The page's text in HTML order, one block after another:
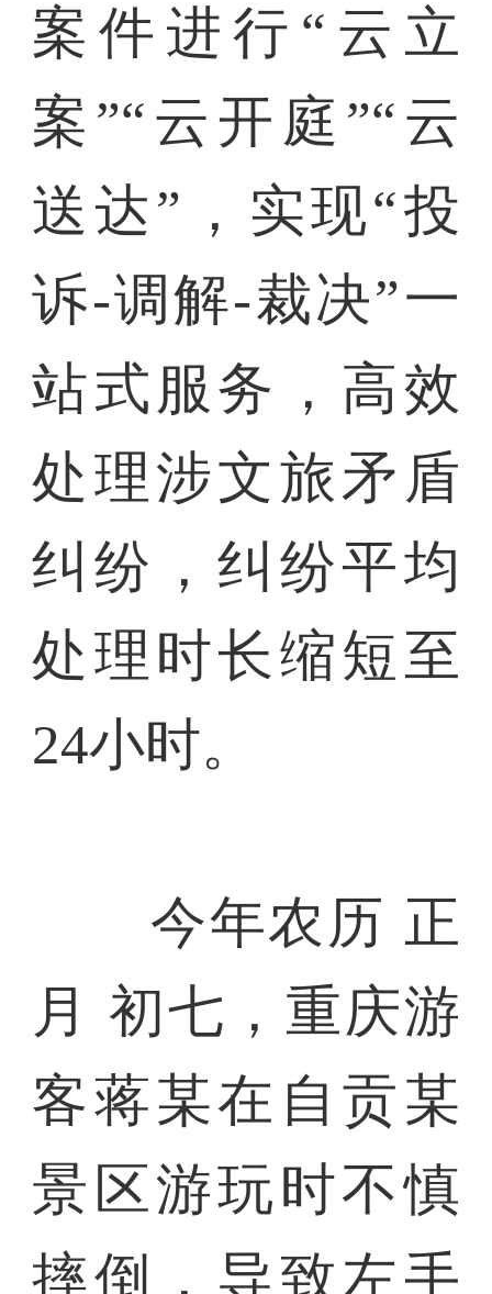
案件进行“云立
案”“云开庭”“云
送达”，实现“投
诉-调解-裁决”一
站式服务，高效
处理涉文旅矛盾
纠纷，纠纷平均
处理时长缩短至
24小时。
今年农历 正
月 初七，重庆游
客蒋某在自贡某
景区游玩时不慎
摔倒，导致左手